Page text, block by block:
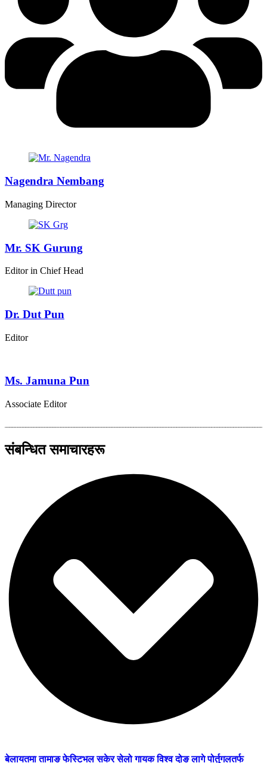
Nagendra Nembang
Managing Director
Mr. SK Gurung
Editor in Chief Head
Dr. Dut Pun
Editor
Ms. Jamuna Pun
Associate Editor
संबन्धित समाचारहरू
बेलायतमा तामाङ फेस्टिभल सकेर सेलो गायक विश्व दोङ लागे पोर्तुगलतर्फ